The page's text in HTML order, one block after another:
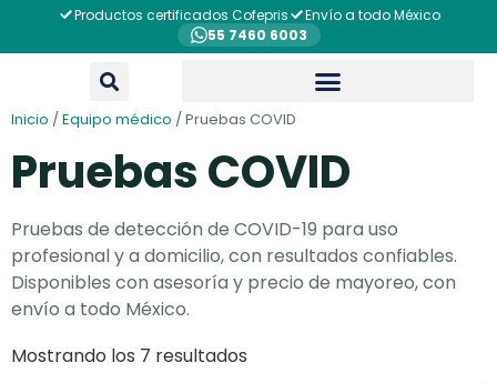
Productos certificados Cofepris
Envío a todo México
55 7460 6003
Inicio /Equipo médico / Pruebas COVID
Pruebas COVID
Pruebas de detección de COVID-19 para uso
profesional y a domicilio, con resultados confiables.
Disponibles con asesoría y precio de mayoreo, con
envío a todo México.
Mostrando los 7 resultados